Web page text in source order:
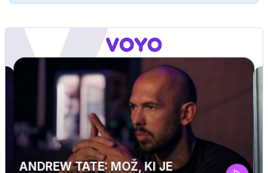
O BESEDOMEDIJI.